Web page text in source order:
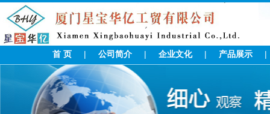
首 页 | 公司简介 | 企业文化 | 产品展示